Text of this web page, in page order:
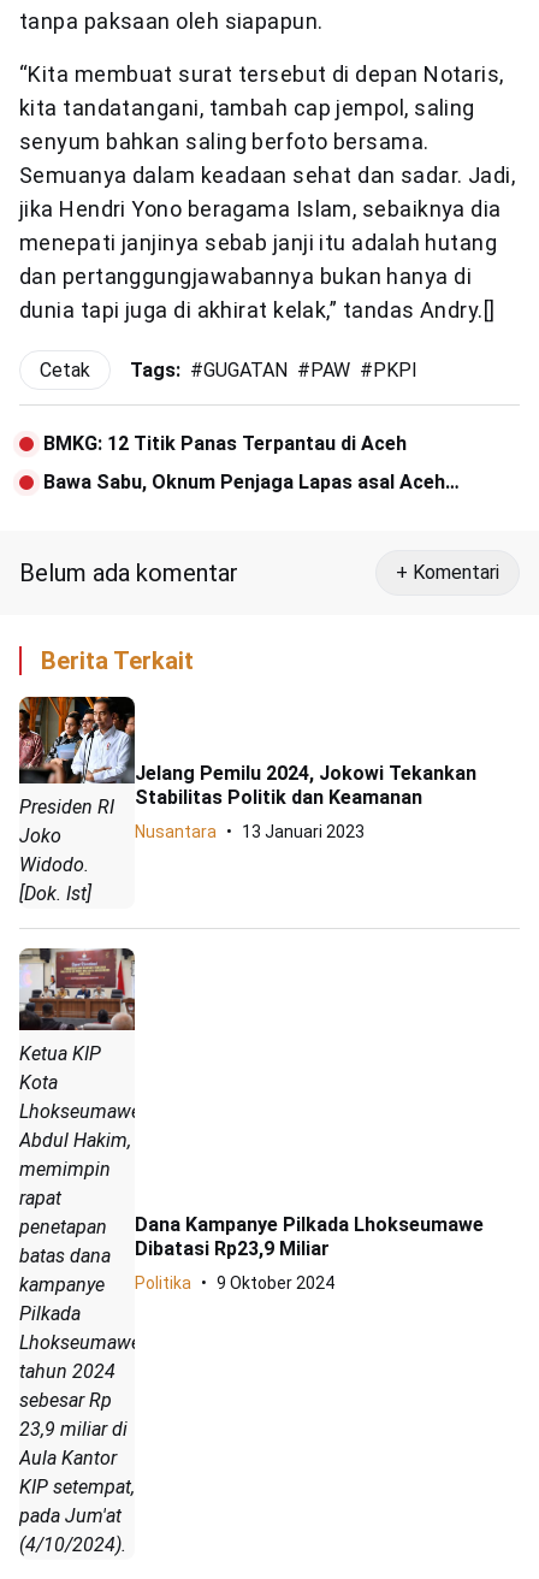
tanpa paksaan oleh siapapun.
“Kita membuat surat tersebut di depan Notaris,
kita tandatangani, tambah cap jempol, saling
senyum bahkan saling berfoto bersama.
Semuanya dalam keadaan sehat dan sadar. Jadi,
jika Hendri Yono beragama Islam, sebaiknya dia
menepati janjinya sebab janji itu adalah hutang
dan pertanggungjawabannya bukan hanya di
dunia tapi juga di akhirat kelak,” tandas Andry.[]
Cetak Tags: #GUGATAN #PAW #PKPI
BMKG: 12 Titik Panas Terpantau di Aceh
Bawa Sabu, Oknum Penjaga Lapas asal Aceh
Belum ada komentar + Komentari
Berita Terkait
Presiden RI
Joko
Widodo.
[Dok. Ist]
Jelang Pemilu 2024, Jokowi Tekankan
Stabilitas Politik dan Keamanan
Nusantara 13 Januari 2023
Ketua KIP
Kota
Lhokseumawe,
Abdul Hakim,
memimpin
rapat
penetapan
batas dana
kampanye
Pilkada
Lhokseumawe
tahun 2024
sebesar Rp
23,9 miliar di
Aula Kantor
KIP setempat,
pada Jum'at
(4/10/2024).
Dana Kampanye Pilkada Lhokseumawe
Dibatasi Rp23,9 Miliar
Politika 9 Oktober 2024